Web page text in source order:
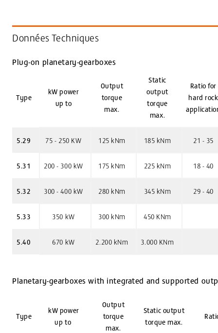
Données Techniques
Plug-on planetary-gearboxes
Type
kW power
up to
Output
torque
max.
Static
output
torque
max.
Ratio for
hard rock
5.29 75 - 250 KW 125 kNm 185 kNm 21 - 35
5.31 200 - 300 kW 175 kNm 225 kNm 18 - 40
5.32 300 - 400 kW 280 kNm 345 kNm 29 - 40
5.33 350 kW 300 kNm 450 KNm
5.40 670 kW 2.200 kNm 3.000 KNm
Planetary-gearboxes with integrated and supported
Type
kW power
up to
Output
torque
max.
Static output
torque max.